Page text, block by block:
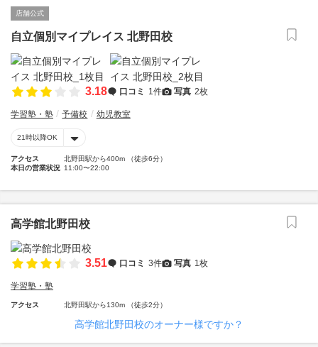
店舗公式
自立個別マイプレイス 北野田校
3.18 口コミ 1件 写真 2枚
学習塾・塾 予備校 幼児教室
21時以降OK
アクセス
北野田駅から400m （徒歩6分）
本日の営業状況 11:00〜22:00
高学館北野田校
3.51 口コミ 3件 写真 1枚
学習塾・塾
アクセス 北野田駅から130m （徒歩2分）
高学館北野田校のオーナー様ですか？